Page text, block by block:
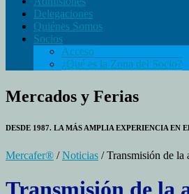
Delegaciones
Quiénes Somos
Socios
Acceso
¿Qué es la Zona del Socio?
Mercados y Ferias
DESDE 1987. LA MÁS AMPLIA EXPERIENCIA EN
Mercafer® /Noticias / Transmisión de la